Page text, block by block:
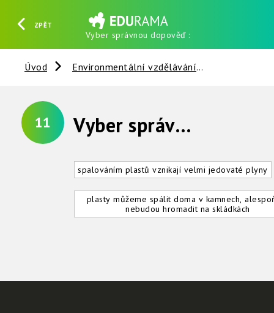
ZPĚT
Vyber správnou dopověď :
HLEDAT REGISTROVAT PŘIHLÁSIT SE
Úvod Environmentální vzdělávání
11 Vyber správnou odpověď :
spalováním plastů vznikají velmi jedovaté plyny
plasty můžeme spálit doma v kamnech,
nebudou hromadit na skládkách